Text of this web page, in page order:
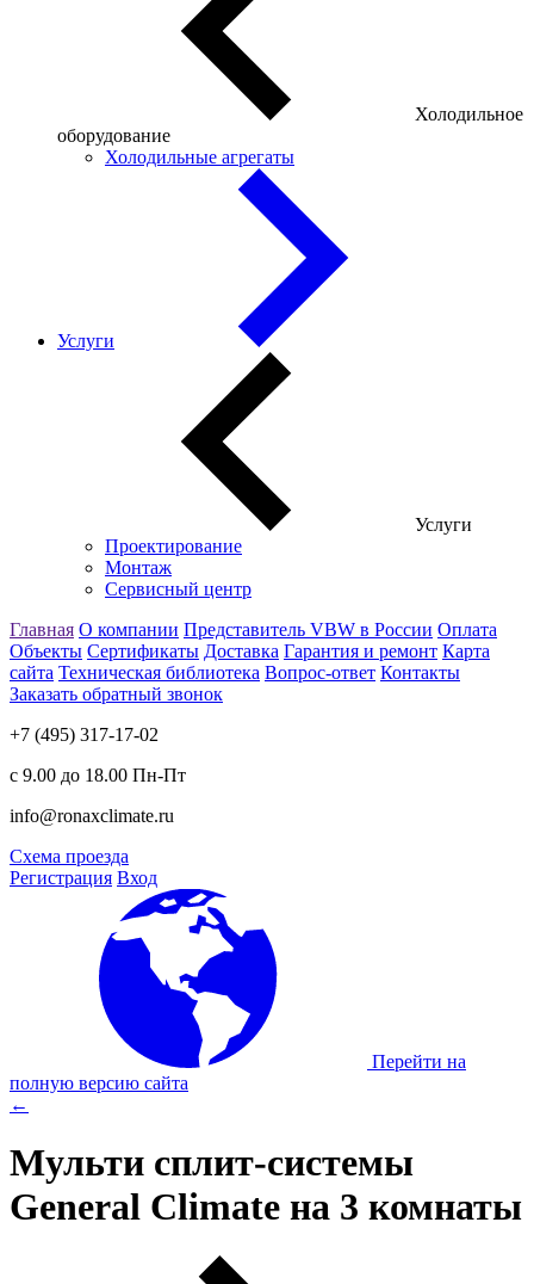
Холодильное
оборудование
Холодильные агрегаты
Услуги
Услуги
Проектирование
Монтаж
Сервисный центр
Главная О компании Представитель VBW в России Оплата
Объекты Сертификаты Доставка Гарантия и ремонт Карта
сайта Техническая библиотека Вопрос-ответ Контакты
Заказать обратный звонок
+7 (495) 317-17-02
с 9.00 до 18.00 Пн-Пт
info@ronaxclimate.ru
Схема проезда
Регистрация Вход
Перейти на
полную версию сайта
←
Мульти сплит-системы
General Climate на 3 комнаты